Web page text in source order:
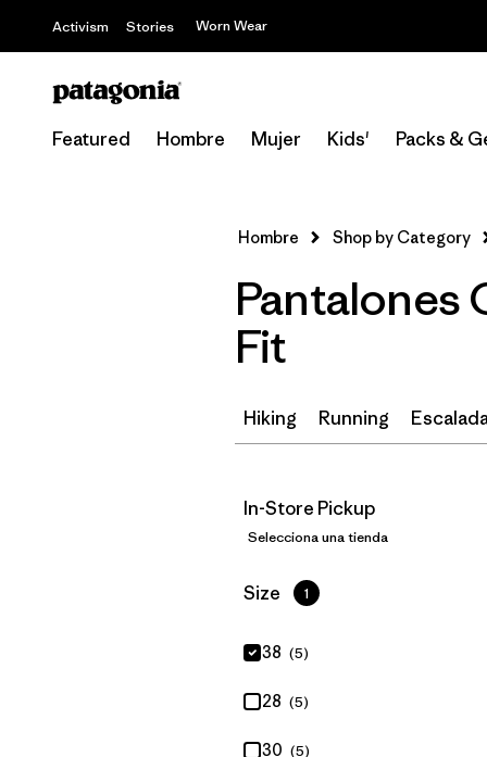
Activism Stories Worn Wear
Featured Hombre Mujer Kids' Packs &
Hombre Shop by Category
Pantalones
Fit
Hiking Running
In-Store Pickup
Selecciona una tienda
Filtrar por
Size 1
38 (5)
28 (5)
30 (5)